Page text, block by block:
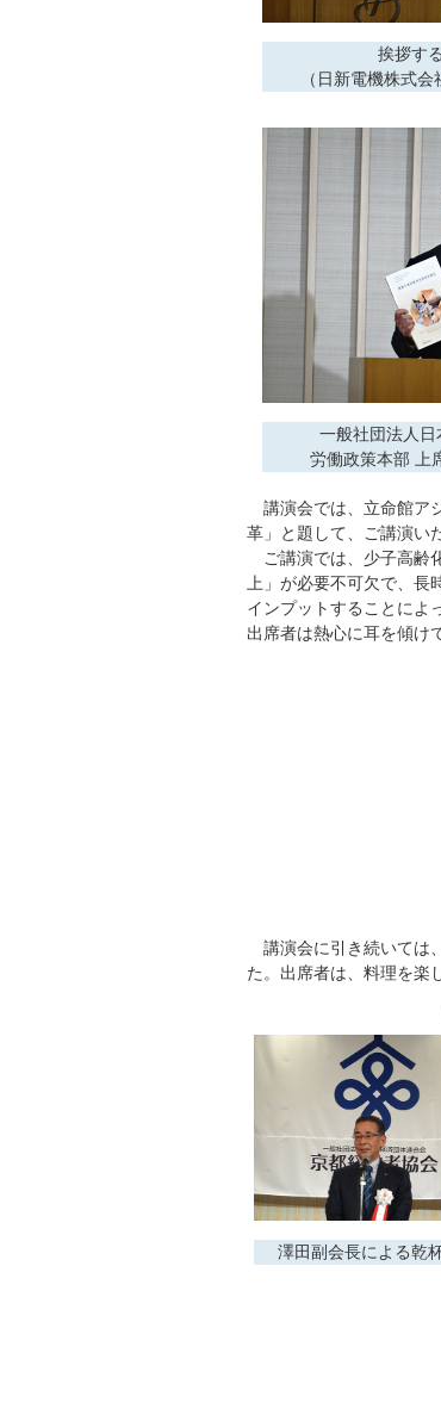
挨拶す
（日新電機株式会
一般社団法人
労働政策本部 上
講演会では、立命館ア
革」と題して、ご講演い
ご講演では、少子高齢
上」が必要不可欠で、
インプットすることによ
出席者は熱心に耳を傾け
講演会に引き続いては
た。出席者は、料理を楽
澤田副会長による乾